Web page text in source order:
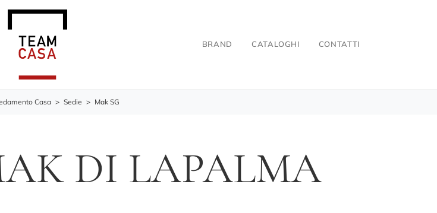
BRAND CATALOGHI CONTATTI
Casa > Sedie > Mak SG
DI LAPALMA